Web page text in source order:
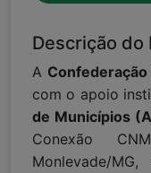
Descrição do
A
com o apoio
de Municípios
Conexão
Monlevade/